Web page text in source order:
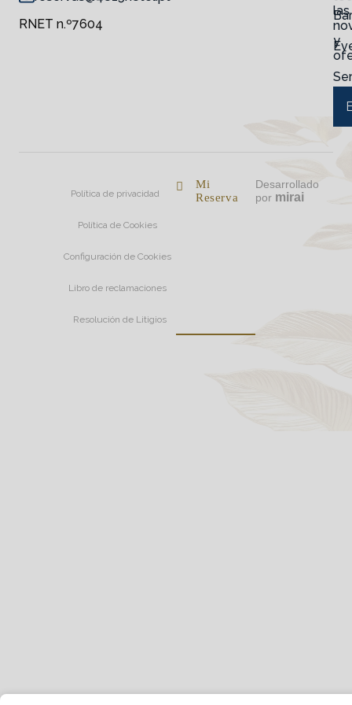
RNET n.º7604
Bar
las
y
Política de privacidad
Política de Cookies
Configuración de Cookies
Libro de reclamaciones
Resolución de Litigios
Mi
Reserva
Desarrollado
por mirai